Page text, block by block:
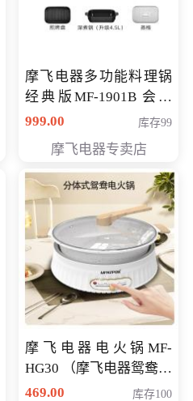
摩飞电器多功能料理锅
经典版MF-1901B 会员
专享价399元
999.00 库存99
摩飞电器专卖店
摩飞电器电火锅MF-
HG30 （摩飞电器鸳鸯锅
MF-HG30 ） 会员专享价
469.00 库存100